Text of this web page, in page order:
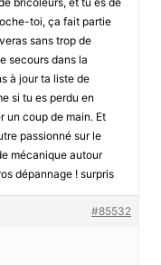
toi, ça fait partie
sans trop de
secours dans la
à jour ta liste de
si tu es perdu en
un coup de main. Et
passionné sur le
mécanique autour
dépannage ! surpris
#85532